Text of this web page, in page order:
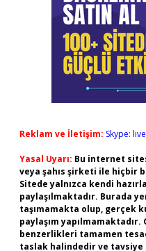
Reklam ve İletişim: Skype:
Yasal Uyarı: Bu internet
veya şahıs şirketi ile hiçbir
Sitede yalnızca kendi
paylaşılmaktadır. Burada
taşımamakta olup, gerçek
paylaşım
benzerlikleri tamamen
taslak halindedir ve tavsiye